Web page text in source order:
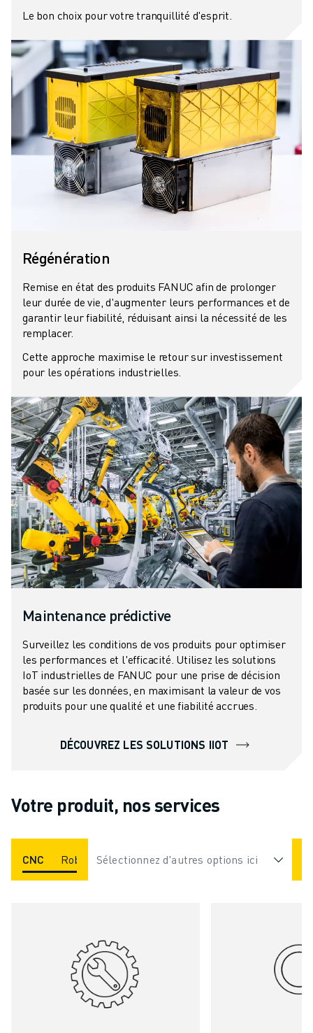
Le bon choix pour votre tranquillité d'esprit.
Régénération
Remise en état des produits FANUC afin de prolonger
leur durée de vie, d'augmenter leurs performances et de
garantir leur fiabilité, réduisant ainsi la nécessité de les
remplacer.
Cette approche maximise le retour sur investissement
pour les opérations industrielles.
Maintenance prédictive
Surveillez les conditions de vos produits pour optimiser
les performances et l'efficacité. Utilisez les solutions
IoT industrielles de FANUC pour une prise de décision
basée sur les données, en maximisant la valeur de vos
produits pour une qualité et une fiabilité accrues.
DÉCOUVREZ LES SOLUTIONS IIOT
Votre produit, nos services
CNC Robot ROBOCUT ROBODRILL ROBOSHOT
Sélectionnez d'autres options ici